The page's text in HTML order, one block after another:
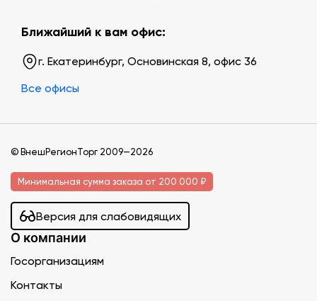
Ближайший к вам офис:
г. Екатеринбург, Основинская 8, офис 36
Все офисы
© ВнешРегионТорг 2009—2026
Минимальная сумма заказа от 200 000 ₽
Версия для слабовидящих
О компании
Госорганизациям
Контакты